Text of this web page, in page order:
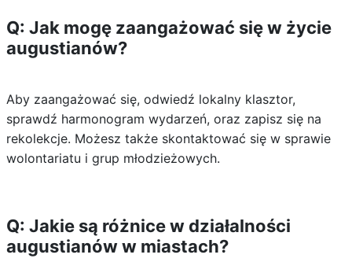
Q: Jak mogę zaangażować się w życie
augustianów?
Aby zaangażować się, odwiedź lokalny klasztor,
sprawdź harmonogram wydarzeń, oraz zapisz się na
rekolekcje. Możesz także skontaktować się w sprawie
wolontariatu i grup młodzieżowych.
Q: Jakie są różnice w działalności
augustianów w miastach?